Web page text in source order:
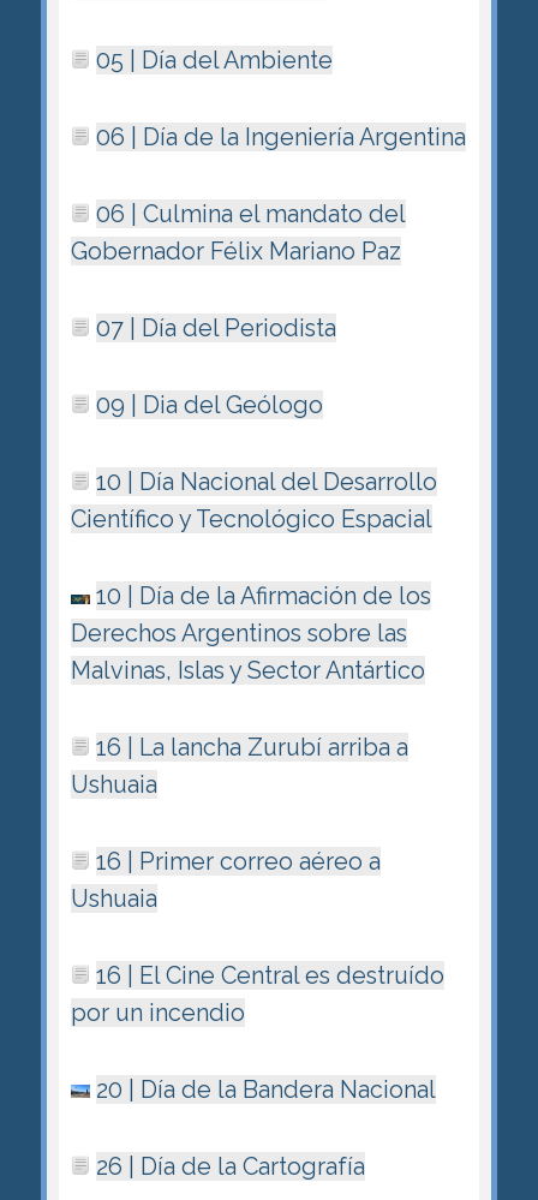
05 | Día del Ambiente
06 | Dí­a de la Ingeniería Argentina
06 | Culmina el mandato del
Gobernador Félix Mariano Paz
07 | Día del Periodista
09 | Dia del Geólogo
10 | Día Nacional del Desarrollo
Científico y Tecnológico Espacial
10 | Dí­a de la Afirmación de los
Derechos Argentinos sobre las
Malvinas, Islas y Sector Antártico
16 | La lancha Zurubí arriba a
Ushuaia
16 | Primer correo aéreo a
Ushuaia
16 | El Cine Central es destruído
por un incendio
20 | Dí­a de la Bandera Nacional
26 | Día de la Cartografía